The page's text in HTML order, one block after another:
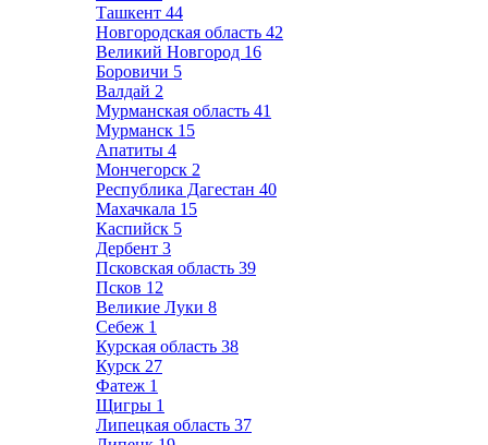
Ташкент 44
Новгородская область 42
Великий Новгород 16
Боровичи 5
Валдай 2
Мурманская область 41
Мурманск 15
Апатиты 4
Мончегорск 2
Республика Дагестан 40
Махачкала 15
Каспийск 5
Дербент 3
Псковская область 39
Псков 12
Великие Луки 8
Себеж 1
Курская область 38
Курск 27
Фатеж 1
Щигры 1
Липецкая область 37